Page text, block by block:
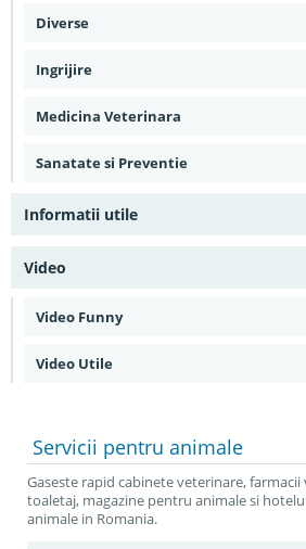
Diverse
Ingrijire
Medicina Veterinara
Sanatate si Preventie
Informatii utile
Video
Video Funny
Video Utile
Servicii pentru animale
Gaseste rapid cabinete veterinare,
toaletaj, magazine pentru animale si
animale in Romania.